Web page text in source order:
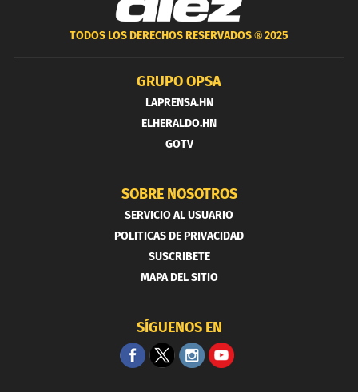
TODOS LOS DERECHOS RESERVADOS ®2025
GRUPO OPSA
LAPRENSA.HN
ELHERALDO.HN
GOTV
SOBRE NOSOTROS
SERVICIO AL USUARIO
POLITICAS DE PRIVACIDAD
SUSCRIBETE
MAPA DEL SITIO
SÍGUENOS EN